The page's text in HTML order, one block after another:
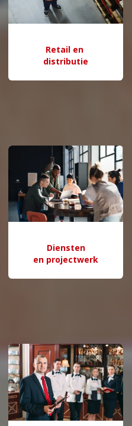
Retail en
distributie
Diensten
en projectwerk